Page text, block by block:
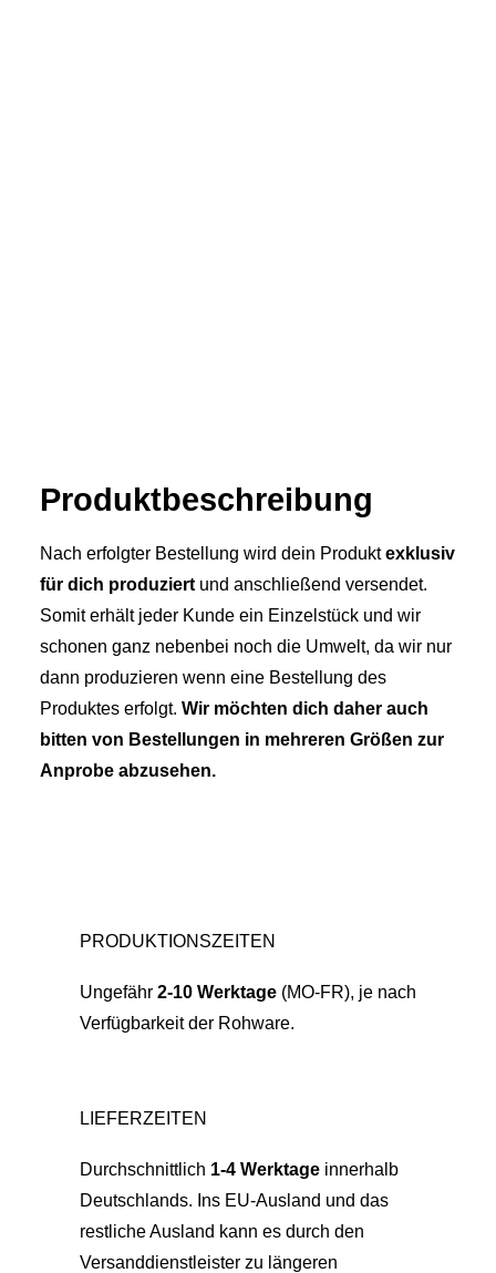
Produkt­­beschreibung
Nach erfolgter Bestellung wird dein Produktexklusiv
für dich produziert und anschließend versendet.
Somit erhält jeder Kunde ein Einzelstück und wir
schonen ganz nebenbei noch die Umwelt, da wir nur
dann produzieren wenn eine Bestellung des
Produktes erfolgt. Wir möchten dich daher auch
bitten von Bestellungen in mehreren Größen zur
Anprobe abzusehen.
PRODUKTIONSZEITEN
Ungefähr 2-10 Werktage (MO-FR), je nach
Verfügbarkeit der Rohware.
LIEFERZEITEN
Durchschnittlich 1-4 Werktage innerhalb
Deutschlands. Ins EU-Ausland und das
restliche Ausland kann es durch den
Versanddienstleister zu längeren